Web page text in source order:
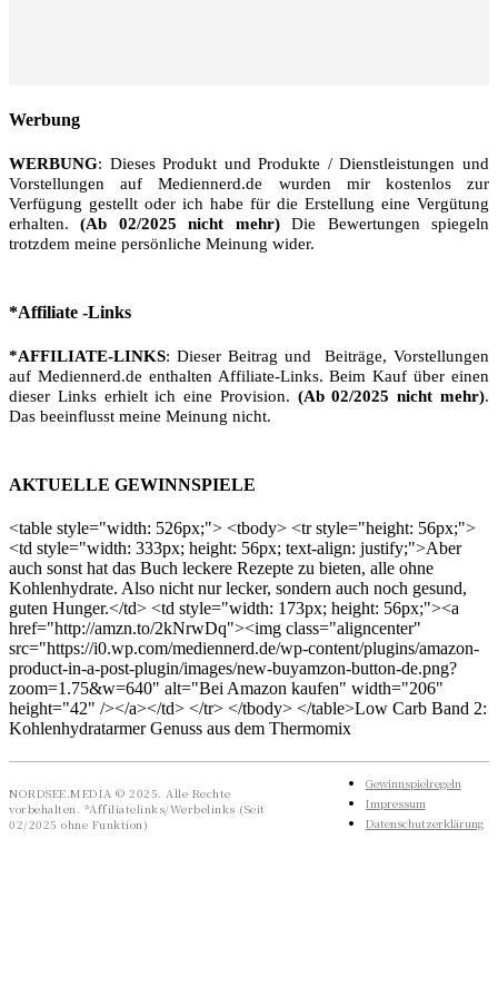
Werbung
WERBUNG: Dieses Produkt und Produkte / Dienstleistungen und
Vorstellungen auf Mediennerd.de wurden mir kostenlos zur
Verfügung gestellt oder ich habe für die Erstellung eine Vergütung
erhalten.(Ab 02/2025 nicht mehr)Die Bewertungen spiegeln
trotzdem meine persönliche Meinung wider.
*Affiliate -Links
*AFFILIATE-LINKS: Dieser Beitrag und Beiträge, Vorstellungen
auf Mediennerd.de enthalten Affiliate-Links. Beim Kauf über einen
dieser Links erhielt ich eine Provision. (Ab 02/2025 nicht mehr).
Das beeinflusst meine Meinung nicht.
AKTUELLE GEWINNSPIELE
<table style="width: 526px;"> <tbody> <tr style="height: 56px;">
<td style="width: 333px; height: 56px; text-align: justify;">Aber
auch sonst hat das Buch leckere Rezepte zu bieten, alle ohne
Kohlenhydrate. Also nicht nur lecker, sondern auch noch gesund,
guten Hunger.</td> <td style="width: 173px; height: 56px;"><a
href="http://amzn.to/2kNrwDq"><img class="aligncenter"
src="https://i0.wp.com/mediennerd.de/wp-content/plugins/amazon-
product-in-a-post-plugin/images/new-buyamzon-button-de.png?
zoom=1.75&w=640" alt="Bei Amazon kaufen" width="206"
height="42" /></a></td> </tr> </tbody> </table>Low Carb Band 2:
Kohlenhydratarmer Genuss aus dem Thermomix
NORDSEE.MEDIA © 2025. Alle Rechte
vorbehalten. *Affiliatelinks/Werbelinks (Seit
02/2025 ohne Funktion)
Gewinnspielregeln
Impressum
Datenschutzerklärung